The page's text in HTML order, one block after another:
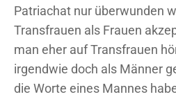
Patriachat nur überwunden
Transfrauen als Frauen
man eher auf Transfrauen
irgendwie doch als Männer
die Worte eines Mannes